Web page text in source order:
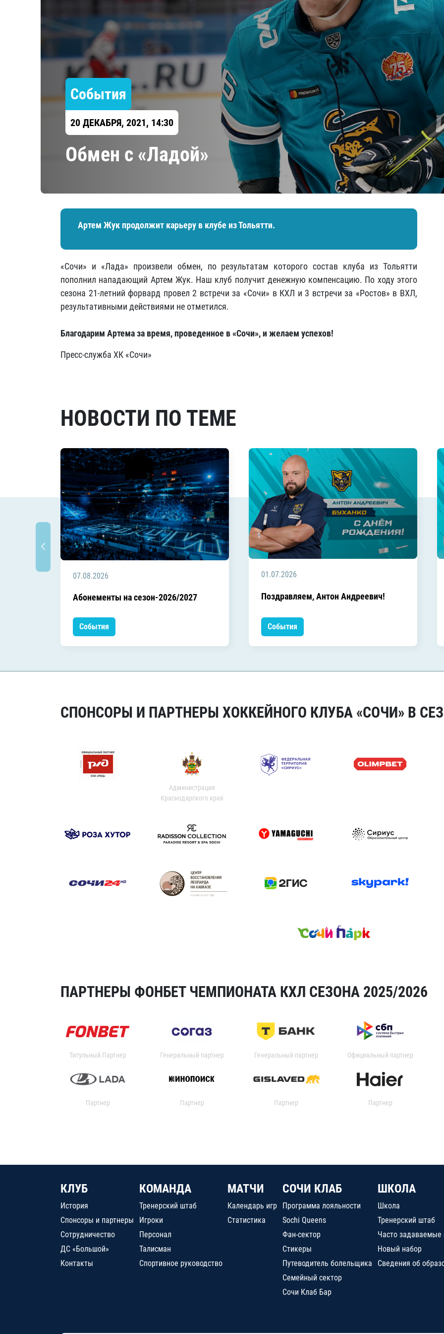
Северсталь
Шанхайские Драконы
Барыс
Салават Юлаев
События
20 ДЕКАБРЯ, 2021, 14:30
Обмен с «Ладой»
Артем Жук продолжит карьеру в клубе из Тольятти.
«Сочи» и «Лада» произвели обмен, по результатам которого состав клуба из Тольятти
пополнил нападающий Артем Жук. Наш клуб получит денежную компенсацию. По ходу этого
сезона 21-летний форвард провел 2 встречи за «Сочи» в КХЛ и 3 встречи за «Ростов» в ВХЛ,
результативными действиями не отметился.
Благодарим Артема за время, проведенное в «Сочи», и желаем успехов!
Пресс-служба ХК «Сочи»
НОВОСТИ ПО ТЕМЕ
07.08.2026
Абонементы на сезон-2026/2027
События
01.07.2026
Поздравляем, Антон Андреевич!
События
СПОНСОРЫ И ПАРТНЕРЫ ХОККЕЙНОГО КЛУБА «СОЧИ» В
Администрация
Краснодарского края
ПАРТНЕРЫ ФОНБЕТ ЧЕМПИОНАТА КХЛ СЕЗОНА 2025/2026
Титульный Партнер Генеральный партнер Генеральный партнер Официальный партнер
Партнер Партнер Партнер Партнер
КЛУБ
История
Спонсоры и партнеры
Сотрудничество
ДС «Большой»
Контакты
КОМАНДА
Тренерский штаб
Игроки
Персонал
Талисман
Спортивное руководство
МАТЧИ
Календарь игр
Статистика
СОЧИ КЛАБ
Программа лояльности
Sochi Queens
Фан-сектор
Стикеры
Путеводитель болельщика
Семейный сектор
Сочи Клаб Бар
ШКОЛА
Школа
Тренерский штаб
Часто задаваемые
Новый набор
Сведения об